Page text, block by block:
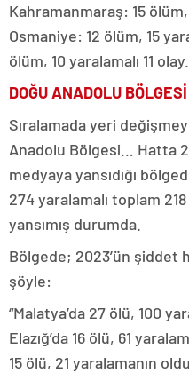
Kahramanmaraş: 15
Osmaniye: 12 ölüm, 15
ölüm, 10 yaralamalı 11
DOĞU ANADOLU
Sıralamada yeri
Anadolu Bölgesi… Hatta
medyaya yansıdığı
274 yaralamalı toplam
yansımış durumda.
Bölgede; 2023’ün şiddet
şöyle:
“Malatya’da 27 ölü, 100
Elazığ’da 16 ölü, 61
15 ölü, 21 yaralamanın